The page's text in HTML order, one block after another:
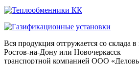
Вся продукция отгружается со склада в
Ростов-на-Дону или Новочеркасск
транспортной компанией ООО